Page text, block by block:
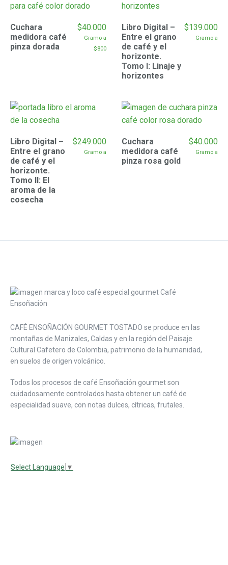
Cuchara
medidora café
pinza dorada
$40.000
Gramo a
$800
Libro Digital –
Entre el grano
de café y el
horizonte.
Tomo I: Linaje y
horizontes
$139.000
Gramo a
Libro Digital –
Entre el grano
de café y el
horizonte.
Tomo II: El
aroma de la
cosecha
$249.000
Gramo a
Cuchara
medidora café
pinza rosa gold
$40.000
Gramo a
CAFÉ ENSOÑACIÓN GOURMET TOSTADO se produce en las
montañas de Manizales, Caldas y en la región del Paisaje
Cultural Cafetero de Colombia, patrimonio de la humanidad,
en suelos de origen volcánico.
Todos los procesos de café Ensoñación gourmet son
cuidadosamente controlados hasta obtener un café de
especialidad suave, con notas dulces, cítricas, frutales.
Select Language ▼